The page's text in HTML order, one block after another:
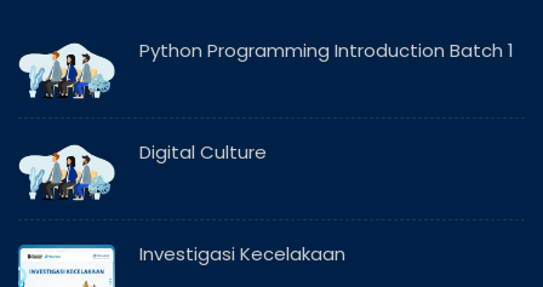
Python Programming Introduction Batch 1
Digital Culture
Investigasi Kecelakaan